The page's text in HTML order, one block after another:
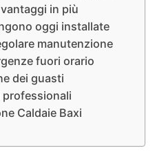
in più
oggi installate
manutenzione
fuori orario
dei guasti
professionali
Caldaie Baxi